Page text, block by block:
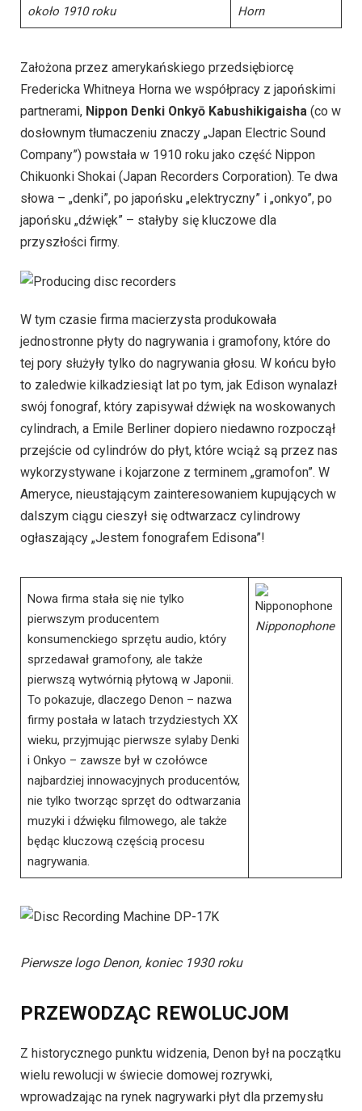
około 1910 roku
Horn
Założona przez amerykańskiego przedsiębiorcę
Fredericka Whitneya Horna we współpracy z japońskimi
partnerami, Nippon Denki Onkyō Kabushikigaisha (co w
dosłownym tłumaczeniu znaczy „Japan Electric Sound
Company”) powstała w 1910 roku jako część Nippon
Chikuonki Shokai (Japan Recorders Corporation). Te dwa
słowa – „denki”, po japońsku „elektryczny” i „onkyo”, po
japońsku „dźwięk” – stałyby się kluczowe dla
przyszłości firmy.
W tym czasie firma macierzysta produkowała
jednostronne płyty do nagrywania i gramofony, które do
tej pory służyły tylko do nagrywania głosu. W końcu było
to zaledwie kilkadziesiąt lat po tym, jak Edison wynalazł
swój fonograf, który zapisywał dźwięk na woskowanych
cylindrach, a Emile Berliner dopiero niedawno rozpoczął
przejście od cylindrów do płyt, które wciąż są przez nas
wykorzystywane i kojarzone z terminem „gramofon”. W
Ameryce, nieustającym zainteresowaniem kupujących w
dalszym ciągu cieszył się odtwarzacz cylindrowy
ogłaszający „Jestem fonografem Edisona”!
Nowa firma stała się nie tylko
pierwszym producentem
konsumenckiego sprzętu audio, który
sprzedawał gramofony, ale także
pierwszą wytwórnią płytową w Japonii.
To pokazuje, dlaczego Denon – nazwa
firmy postała w latach trzydziestych XX
wieku, przyjmując pierwsze sylaby Denki
i Onkyo – zawsze był w czołówce
najbardziej innowacyjnych producentów,
nie tylko tworząc sprzęt do odtwarzania
muzyki i dźwięku filmowego, ale także
będąc kluczową częścią procesu
nagrywania.
Nipponophone
Pierwsze logo Denon, koniec 1930 roku
PRZEWODZĄC REWOLUCJOM
Z historycznego punktu widzenia, Denon był na początku
wielu rewolucji w świecie domowej rozrywki,
wprowadzając na rynek nagrywarki płyt dla przemysłu